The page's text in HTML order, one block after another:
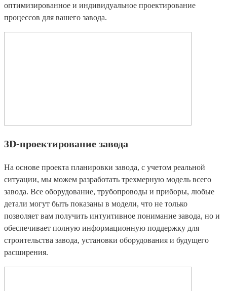
оптимизированное и индивидуальное проектирование
процессов для вашего завода.
3D-проектирование завода
На основе проекта планировки завода, с учетом реальной
ситуации, мы можем разработать трехмерную модель всего
завода. Все оборудование, трубопроводы и приборы, любые
детали могут быть показаны в модели, что не только
позволяет вам получить интуитивное понимание завода, но и
обеспечивает полную информационную поддержку для
строительства завода, установки оборудования и будущего
расширения.